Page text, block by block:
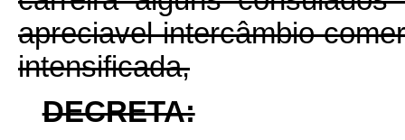
apreciavel intercâmbio
intensificada,
DECRETA: